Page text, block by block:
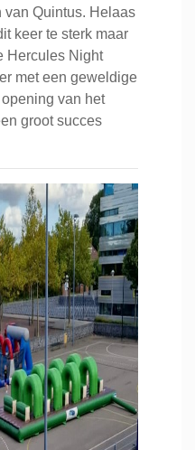
van Quintus. Helaas
keer te sterk maar
Hercules Night
met een geweldige
van het
groot succes